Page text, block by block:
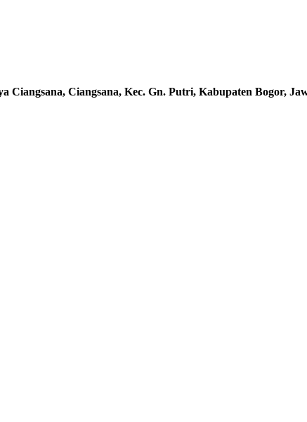
Ciangsana, Ciangsana, Kec. Gn. Putri, Kabupaten Bogor,